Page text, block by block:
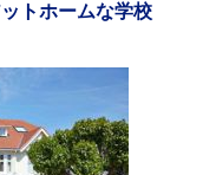
トホームな学校